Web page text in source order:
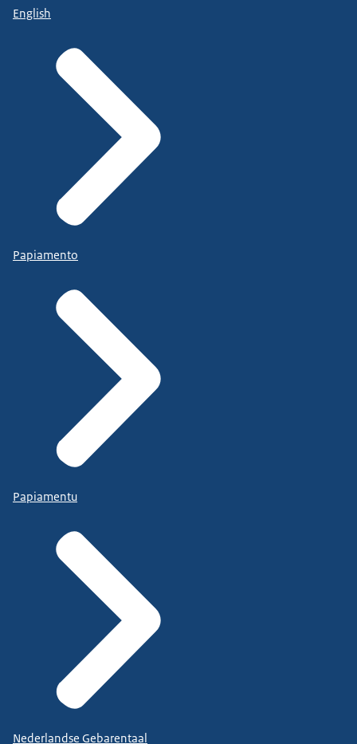
English
Papiamento
Papiamentu
Nederlandse Gebarentaal